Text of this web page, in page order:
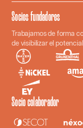
Socios fundadores
Trabajamos de forma
de visibilizar el
Socio colaborador